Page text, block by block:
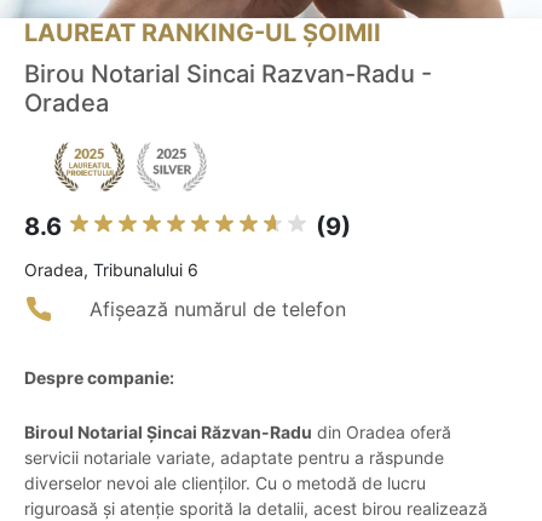
LAUREAT RANKING-UL ȘOIMII
Birou Notarial Sincai Razvan-Radu -
Oradea
8.6 (9)
Oradea, Tribunalului 6
Afișează numărul de telefon
Despre companie:
Biroul Notarial Șincai Răzvan-Radu din Oradea oferă
servicii notariale variate, adaptate pentru a răspunde
diverselor nevoi ale clienților. Cu o metodă de lucru
riguroasă și atenție sporită la detalii, acest birou realizează